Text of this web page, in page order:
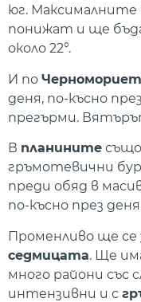
юг.
понижат и ще
около 22°.
И по
деня, по-късно
прегърми.
В планините
гръмотевични
преди обяд в
по-късно през
Променливо ще
седмицата. Ще
много райони със
интензивни и с